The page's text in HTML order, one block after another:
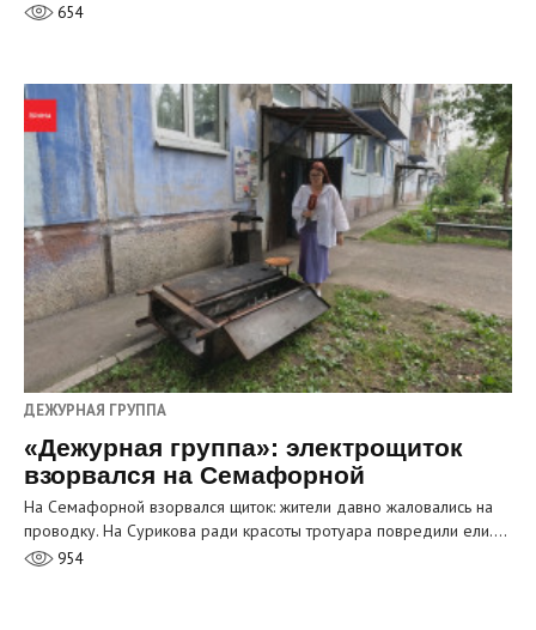
654
ДЕЖУРНАЯ ГРУППА
«Дежурная группа»: электрощиток
взорвался на Семафорной
На Семафорной взорвался щиток: жители давно жаловались на
проводку. На Сурикова ради красоты тротуара повредили ели.…
954